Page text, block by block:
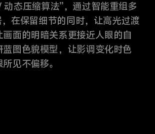
态压缩算法”，通过智能重组多
在保留细节的同时，让高光过渡
画面的明暗关系更接近人眼的自
蓝图色貌模型，让影调变化时色
见不偏移。